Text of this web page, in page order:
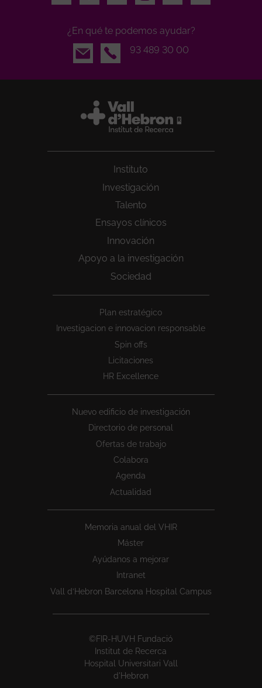
¿En qué te podemos ayudar?
Email
93 489 30 00
Instituto
Investigación
Talento
Ensayos clínicos
Innovación
Apoyo a la investigación
Sociedad
Plan estratégico
Investigacion e innovacion responsable
Spin offs
Licitaciones
HR Excellence
Nuevo edificio de investigación
Directorio de personal
Ofertas de trabajo
Colabora
Agenda
Actualidad
Memoria anual del VHIR
Máster
Ayúdanos a mejorar
Intranet
Vall d’Hebron Barcelona Hospital Campus
©FIR-HUVH Fundació
Institut de Recerca
Hospital Universitari Vall
d'Hebron